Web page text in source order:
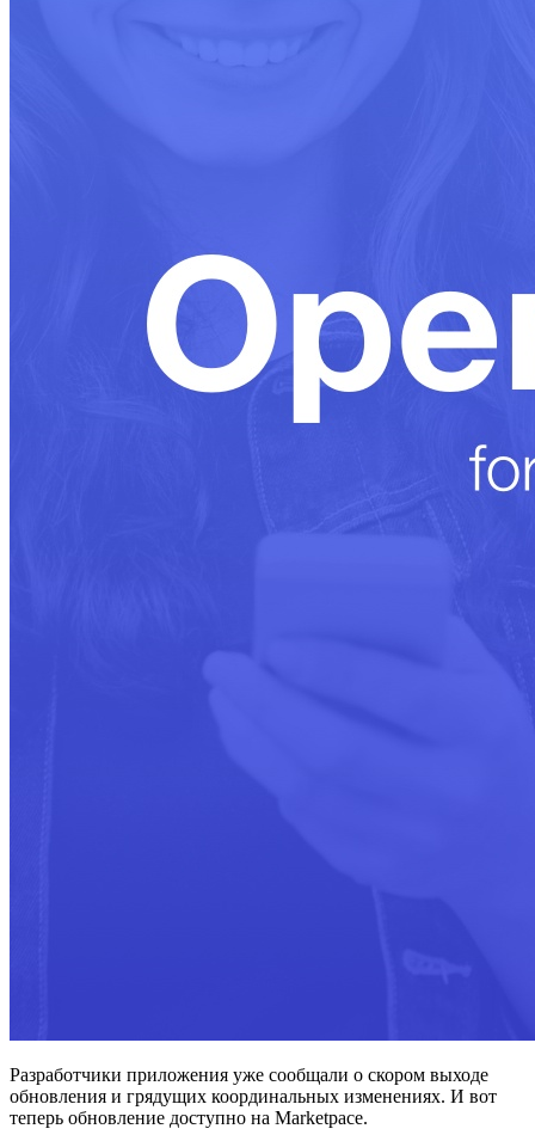
Разработчики приложения уже сообщали о скором выходе
обновления и грядущих координальных изменениях. И вот
теперь обновление доступно на Marketpace.